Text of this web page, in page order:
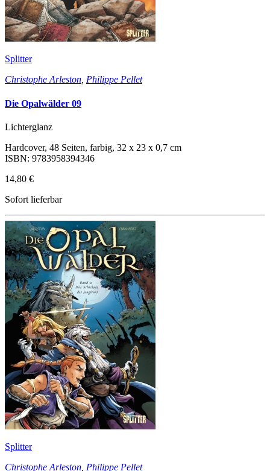
Splitter
Christophe Arleston, Philippe Pellet
Die Opalwälder 09
Lichterglanz
Hardcover, 48 Seiten, farbig, 32 x 23 x 0,7 cm
ISBN: 9783958394346
14,80 €
Sofort lieferbar
Splitter
Christophe Arleston Philippe Pellet